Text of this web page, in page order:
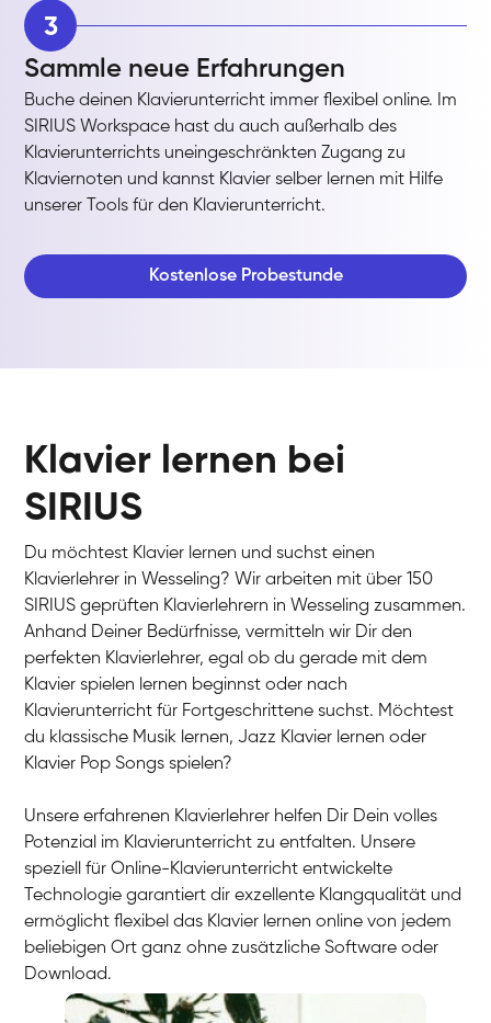
3
Sammle neue Erfahrungen
Buche deinen Klavierunterricht immer flexibel online. Im
SIRIUS Workspace hast du auch außerhalb des
Klavierunterrichts uneingeschränkten Zugang zu
Klaviernoten und kannst Klavier selber lernen mit Hilfe
unserer Tools für den Klavierunterricht.
Kostenlose Probestunde
Klavier lernen bei
SIRIUS
Du möchtest Klavier lernen und suchst einen
Klavierlehrer in Wesseling? Wir arbeiten mit über 150
SIRIUS geprüften Klavierlehrern in Wesseling zusammen.
Anhand Deiner Bedürfnisse, vermitteln wir Dir den
perfekten Klavierlehrer, egal ob du gerade mit dem
Klavier spielen lernen beginnst oder nach
Klavierunterricht für Fortgeschrittene suchst. Möchtest
du klassische Musik lernen, Jazz Klavier lernen oder
Klavier Pop Songs spielen?
Unsere erfahrenen Klavierlehrer helfen Dir Dein volles
Potenzial im Klavierunterricht zu entfalten. Unsere
speziell für Online-Klavierunterricht entwickelte
Technologie garantiert dir exzellente Klangqualität und
ermöglicht flexibel das Klavier lernen online von jedem
beliebigen Ort ganz ohne zusätzliche Software oder
Download.